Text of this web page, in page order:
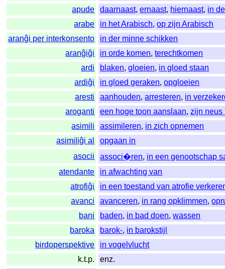
apude
daarnaast,ernaast, hiernaast, in
arabe
in het Arabisch,op zijn Arabisch
aranĝi per interkonsento
in der minne schikken
aranĝiĝi
in orde komen,terechtkomen
ardi
blaken,gloeien, in gloed staan
ardiĝi
in gloed geraken,opgloeien
aresti
aanhouden,arresteren, in
aroganti
een hoge toon aanslaan,zijn neus
asimili
assimileren, in zich opnemen
asimiliĝi al
opgaan in
asocii
associ�ren, in een genootschap
atendante
in afwachting van
atrofiĝi
in een toestand van atrofie
avanci
avanceren, in rang opklimmen,
bani
baden, in bad doen,wassen
baroka
barok-, in barokstijl
birdoperspektive
in vogelvlucht
k.t.p.
enz.